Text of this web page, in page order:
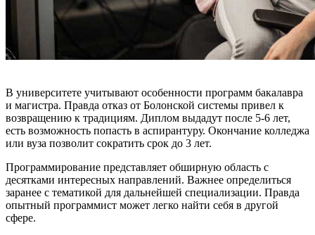
В университете учитывают особенности программ бакалавра
и магистра. Правда отказ от Болонской системы привел к
возвращению к традициям. Диплом выдадут после 5-6 лет,
есть возможность попасть в аспирантуру. Окончание колледжа
или вуза позволит сократить срок до 3 лет.
Программирование представляет обширную область с
десятками интересных направлений. Важнее определиться
заранее с тематикой для дальнейшей специализации. Правда
опытный программист может легко найти себя в другой
сфере.